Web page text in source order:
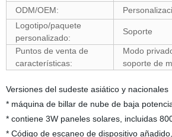
ODM/OEM:
Logotipo/paquete
personalizado:
Soporte
Puntos de venta de
características:
Modo
soporte de
Versiones del sudeste asiático y nacionales
* máquina de billar de nube de baja
* contiene 3W paneles solares, incluidas
* Código de escaneo de dispositivo